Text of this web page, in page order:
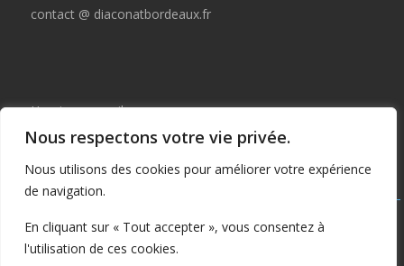
Nous respectons votre vie privée.
Nous utilisons des cookies pour améliorer votre expérience
de navigation.
En cliquant sur « Tout accepter », vous consentez à
l'utilisation de ces cookies.
contact @ diaconatbordeaux.fr
Horaires accueil :
du lundi au jeudi de 09:00 à 12:30
et de 14:00 à 17:00
Tous droits réservés © depuis 2015 : Il est interdit de copier ou
publier tout ou partie de ce contenu sans autorisation préalable
écrite du Diaconat